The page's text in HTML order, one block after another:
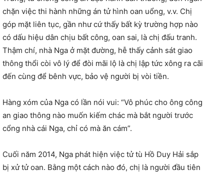
chặn việc thi hành những án tử hình oan uổng, v.v. Chị
góp mặt liên tục, gần như cứ thấy bất kỳ trường hợp nào
có dấu hiệu dân chịu bất công, oan sai, là chị đấu tranh.
Thậm chí, nhà Nga ở mặt đường, hễ thấy cảnh sát giao
thông thổi còi vô lý để đòi mãi lộ là chị lập tức xông ra cãi
đến cùng để bênh vực, bảo vệ người bị vòi tiền.
Hàng xóm của Nga có lần nói vui: “Vô phúc cho ông công
an giao thông nào muốn kiếm chác mà bắt người trước
cổng nhà cái Nga, chỉ có mà ăn cám”.
Cuối năm 2014, Nga phát hiện việc tử tù Hồ Duy Hải sắp
bị xử tử oan. Bằng một cách nào đó, chị là người đầu tiên